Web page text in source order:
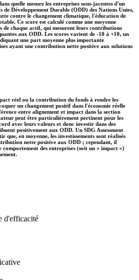
quelle mesure les entreprises sous-jacentes d'un
de Développement Durable (ODD) des Nations Unies,
contre le changement climatique, l'éducation de
Ce score est calculé comme une moyenne
de chaque actif, qui mesurent leurs contributions
aux ODD. Les scores varient de -10 à +10, un
une part moyenne plus importante
ayant une contribution nette positive aux solutions
réel ou la contribution du fonds à rendre les
un changement positif dans l'économie réelle
entre alignement et impact dans la section
peut être particulièrement pertinent pour les
avec leurs valeurs et donc investir dans des
positivement aux ODD. Un SDG Assessment
que, en moyenne, les investissements sont réalisés
nette positive aux ODD ; cependant, il
comportement des entreprises (soit un « impact »)
d'efficacité